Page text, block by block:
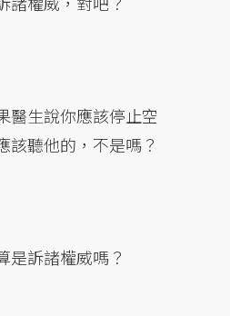
醫生說你應該停止空
該聽他的，不是嗎？
是訴諸權威嗎？